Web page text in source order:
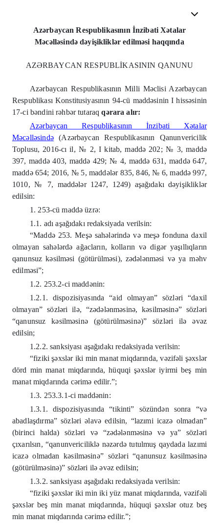
Azərbaycan Respublikasının İnzibati Xətalar
Məcəlləsində dəyişikliklər edilməsi haqqında
AZƏRBAYCAN RESPUBLİKASININ QANUNU
Azərbaycan Respublikasının Milli Məclisi Azərbaycan
Respublikası Konstitusiyasının 94-cü maddəsinin I hissəsinin
17-ci bəndini rəhbər tutaraqqərara alır:
Azərbaycan Respublikasının İnzibati Xətalar
Məcəlləsində(Azərbaycan Respublikasının Qanunvericilik
Toplusu, 2016-cı il, № 2, I kitab, maddə 202; № 3, maddə
397, maddə 403, maddə 429; № 4, maddə 631, maddə 647,
maddə 654; 2016, № 5, maddələr 835, 846, № 6, maddə 997,
1010, № 7, maddələr 1247, 1249) aşağıdakı dəyişikliklər
edilsin:
1. 253-cü maddə üzrə:
1.1. adı aşağıdakı redaksiyada verilsin:
“Maddə 253. Meşə sahələrində və meşə fonduna daxil
olmayan sahələrdə ağacların, kolların və digər yaşıllıqların
qanunsuz kəsilməsi (götürülməsi), zədələnməsi və ya məhv
edilməsi”;
1.2. 253.2-ci maddənin:
1.2.1. dispozisiyasında “aid olmayan” sözləri “daxil
olmayan” sözləri ilə, “zədələnməsinə, kəsilməsinə” sözləri
“qanunsuz kəsilməsinə (götürülməsinə)” sözləri ilə əvəz
edilsin;
1.2.2. sanksiyası aşağıdakı redaksiyada verilsin:
“fiziki şəxslər iki min manat miqdarında, vəzifəli şəxslər
dörd min manat miqdarında, hüquqi şəxslər iyirmi beş min
manat miqdarında cərimə edilir.”;
1.3. 253.3.1-ci maddənin:
1.3.1. dispozisiyasında “tikinti” sözündən sonra “və
abadlaşdırma” sözləri əlavə edilsin, “lazımi icazə olmadan”
(birinci halda) sözləri və “zədələnməsinə və ya” sözləri
çıxarılsın, “qanunvericiliklə nəzərdə tutulmuş qaydada lazımi
icazə olmadan kəsilməsinə” sözləri “qanunsuz kəsilməsinə
(götürülməsinə)” sözləri ilə əvəz edilsin;
1.3.2. sanksiyası aşağıdakı redaksiyada verilsin:
“fiziki şəxslər iki min iki yüz manat miqdarında, vəzifəli
şəxslər beş min manat miqdarında, hüquqi şəxslər otuz beş
min manat miqdarında cərimə edilir.”;